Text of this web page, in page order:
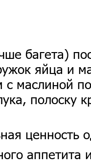
багета)
яйца и
маслиной
полоску
ценность
аппетита